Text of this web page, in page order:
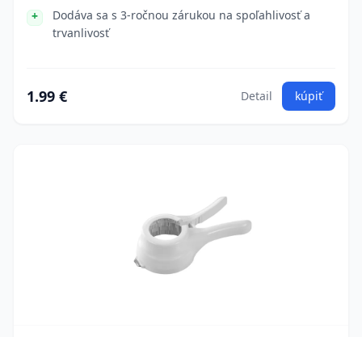
Dodáva sa s 3-ročnou zárukou na spoľahlivosť a
trvanlivosť
1.99 € Detail kúpiť